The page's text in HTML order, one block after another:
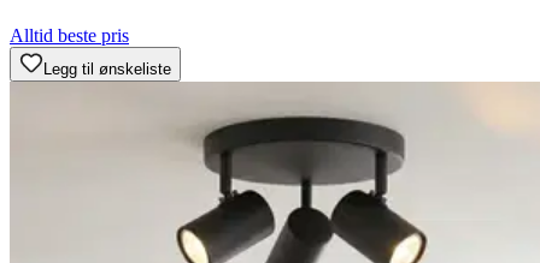
Alltid beste pris
Legg til ønskeliste